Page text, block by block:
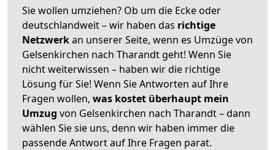
Sie wollen umziehen? Ob um die Ecke oder
deutschlandweit – wir haben das richtige
Netzwerkan unserer Seite, wenn es Umzüge von
Gelsenkirchen nach Tharandt geht! Wenn Sie
nicht weiterwissen – haben wir die richtige
Lösung für Sie! Wenn Sie Antworten auf Ihre
Fragen wollen, was kostet überhaupt mein
Umzug von Gelsenkirchen nach Tharandt – dann
wählen Sie sie uns, denn wir haben immer die
passende Antwort auf Ihre Fragen parat.